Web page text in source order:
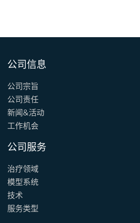
公司信息
公司宗旨
公司责任
新闻&活动
工作机会
公司服务
治疗领域
模型系统
技术
服务类型